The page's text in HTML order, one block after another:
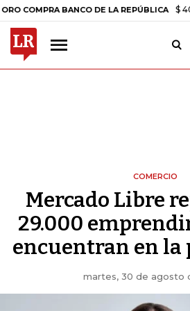
BANCO DE LA REPÚBLICA $
COMERCIO
Mercado Libre
29.000
encuentran en
martes, 30 de agosto